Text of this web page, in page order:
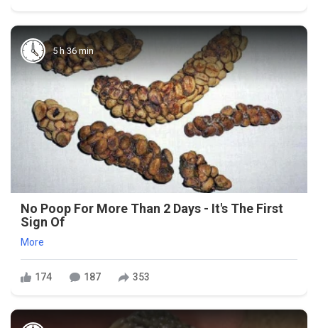
5 h 36 min
No Poop For More Than 2 Days - It's The First
Sign Of
More
174 187 353